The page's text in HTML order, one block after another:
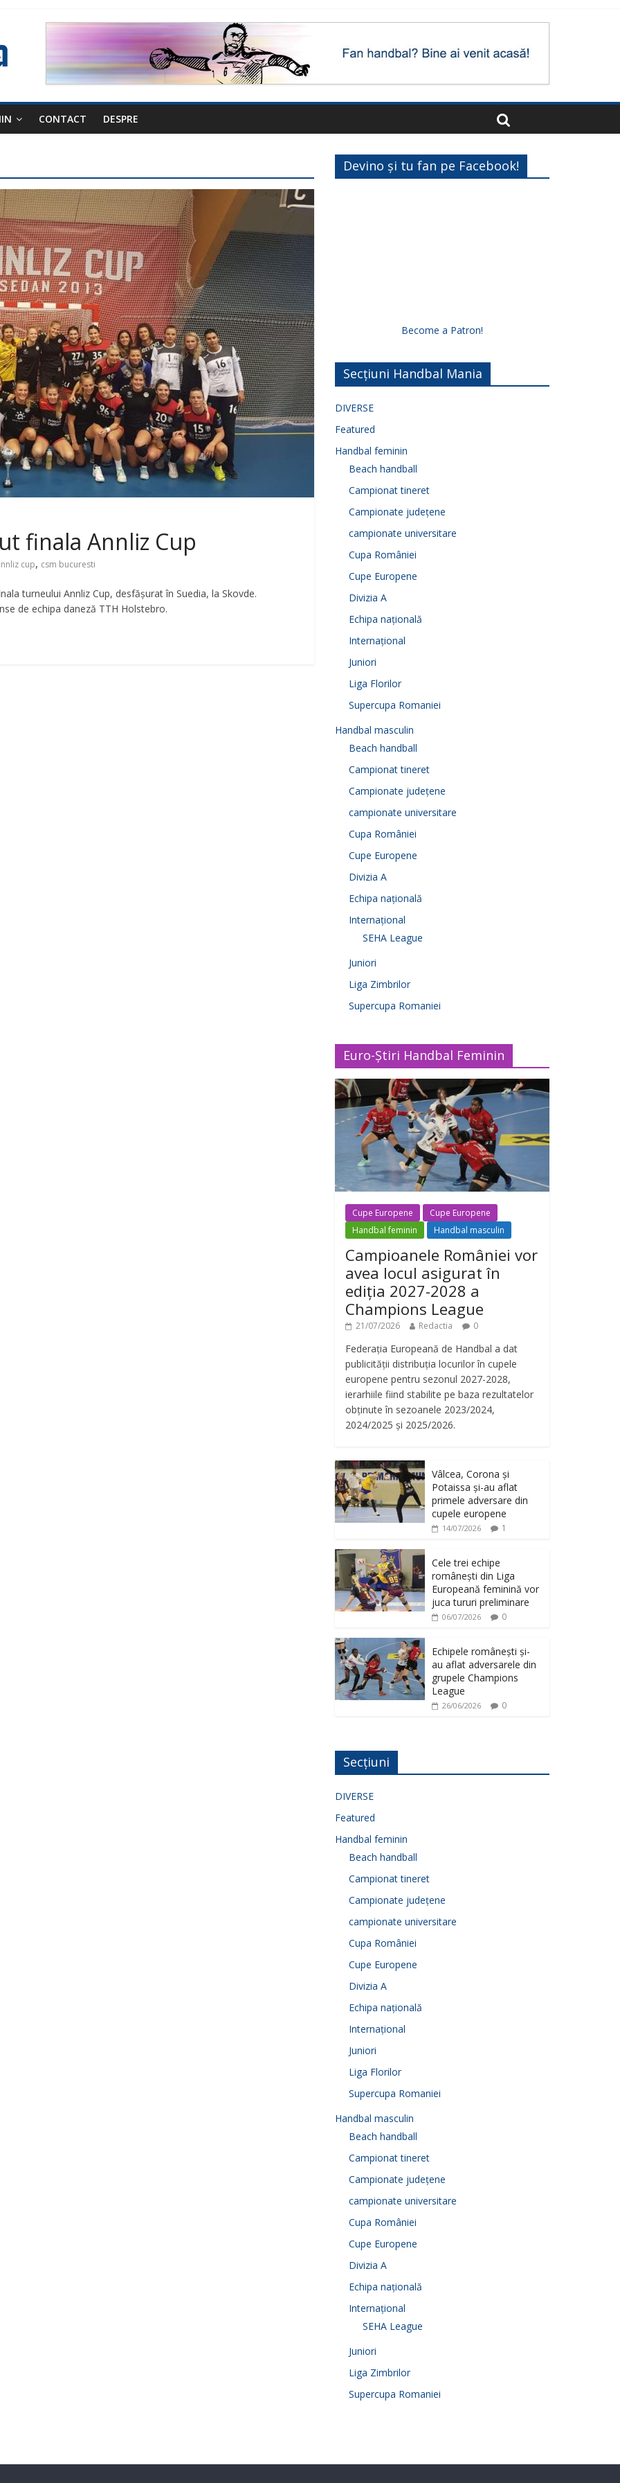
CONTACT DESPRE
finala Annliz Cup
cup, csm bucuresti
turneului Annliz Cup, desfășurat în Suedia, la Skovde.
de echipa daneză TTH Holstebro.
Devino și tu fan pe Facebook!
Become a Patron!
Secțiuni Handbal Mania
DIVERSE
Featured
Handbal feminin
Beach handball
Campionat tineret
Campionate județene
campionate universitare
Cupa României
Cupe Europene
Divizia A
Echipa națională
Internațional
Juniori
Liga Florilor
Supercupa Romaniei
Handbal masculin
Beach handball
Campionat tineret
Campionate județene
campionate universitare
Cupa României
Cupe Europene
Divizia A
Echipa națională
Internațional
SEHA League
Juniori
Liga Zimbrilor
Supercupa Romaniei
Euro-Știri Handbal Feminin
Cupe Europene
Cupe Europene
Handbal feminin
Handbal masculin
Campioanele României vor
avea locul asigurat în
ediția 2027-2028 a
Champions League
21/07/2026 Redactia 0
Federația Europeană de Handbal a dat
publicității distribuția locurilor în cupele
europene pentru sezonul 2027-2028,
ierarhiile fiind stabilite pe baza rezultatelor
obținute în sezoanele 2023/2024,
2024/2025 și 2025/2026.
Vâlcea, Corona și
Potaissa și-au aflat
primele adversare din
cupele europene
14/07/2026 1
Cele trei echipe
românești din Liga
Europeană feminină vor
juca tururi preliminare
06/07/2026 0
Echipele românești și-
au aflat adversarele din
grupele Champions
League
26/06/2026 0
Secțiuni
DIVERSE
Featured
Handbal feminin
Beach handball
Campionat tineret
Campionate județene
campionate universitare
Cupa României
Cupe Europene
Divizia A
Echipa națională
Internațional
Juniori
Liga Florilor
Supercupa Romaniei
Handbal masculin
Beach handball
Campionat tineret
Campionate județene
campionate universitare
Cupa României
Cupe Europene
Divizia A
Echipa națională
Internațional
SEHA League
Juniori
Liga Zimbrilor
Supercupa Romaniei